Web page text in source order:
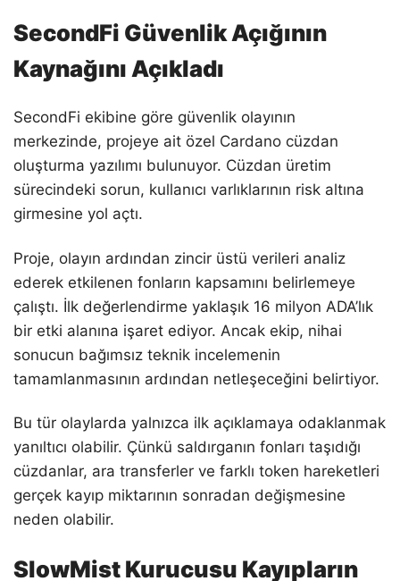
SecondFi Güvenlik Açığının
Kaynağını Açıkladı
SecondFi ekibine göre güvenlik olayının
merkezinde, projeye ait özel Cardano cüzdan
oluşturma yazılımı bulunuyor. Cüzdan üretim
sürecindeki sorun, kullanıcı varlıklarının risk altına
girmesine yol açtı.
Proje, olayın ardından zincir üstü verileri analiz
ederek etkilenen fonların kapsamını belirlemeye
çalıştı. İlk değerlendirme yaklaşık 16 milyon ADA’lık
bir etki alanına işaret ediyor. Ancak ekip, nihai
sonucun bağımsız teknik incelemenin
tamamlanmasının ardından netleşeceğini belirtiyor.
Bu tür olaylarda yalnızca ilk açıklamaya odaklanmak
yanıltıcı olabilir. Çünkü saldırganın fonları taşıdığı
cüzdanlar, ara transferler ve farklı token hareketleri
gerçek kayıp miktarının sonradan değişmesine
neden olabilir.
SlowMist Kurucusu Kayıpların